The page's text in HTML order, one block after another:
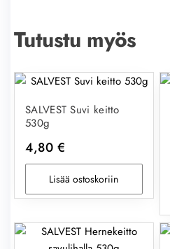
Tutustu myös
SALVEST Suvi keitto
530g
4,80 €
Lisää ostoskoriin